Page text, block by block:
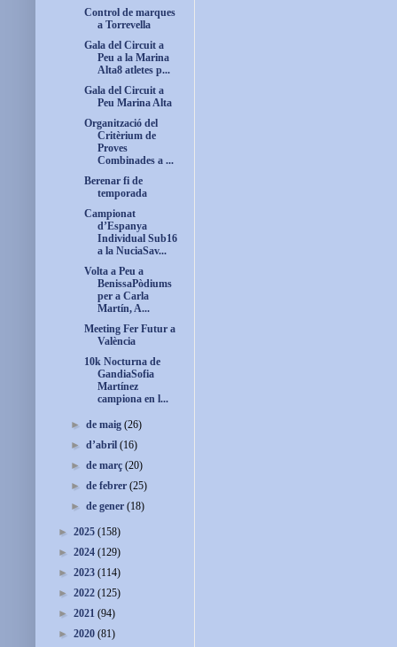
Control de marques
a Torrevella
Gala del Circuit a
Peu a la Marina
Alta8 atletes p...
Gala del Circuit a
Peu Marina Alta
Organització del
Critèrium de
Proves
Combinades a ...
Berenar fi de
temporada
Campionat
d’Espanya
Individual Sub16
a la NuciaSav...
Volta a Peu a
BenissaPòdiums
per a Carla
Martín, A...
Meeting Fer Futur a
València
10k Nocturna de
GandiaSofia
Martínez
campiona en l...
►de maig(26)
►d’abril(16)
►de març(20)
►de febrer(25)
►de gener(18)
► 2025 (158)
► 2024 (129)
► 2023 (114)
► 2022 (125)
► 2021 (94)
► 2020 (81)